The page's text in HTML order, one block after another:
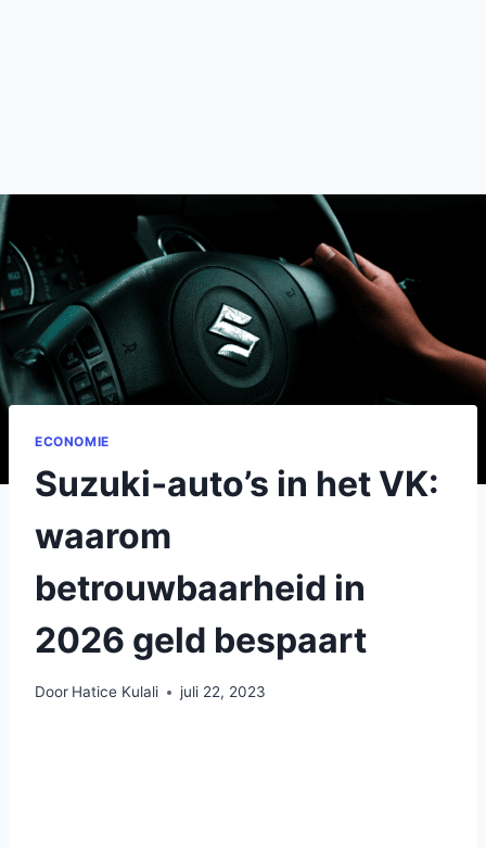
ECONOMIE
Suzuki‑auto’s in het VK:
waarom
betrouwbaarheid in
2026 geld bespaart
Door Hatice Kulali juli 22, 2023